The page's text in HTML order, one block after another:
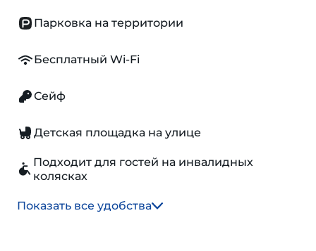
Парковка на территории
Бесплатный Wi-Fi
Сейф
Детская площадка на улице
Подходит для гостей на инвалидных
колясках
Показать все удобства